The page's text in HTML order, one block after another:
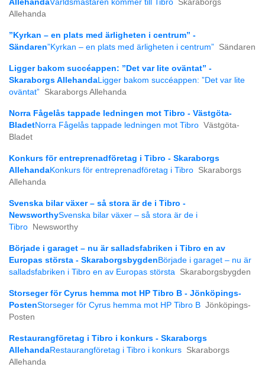
AllehandaVärldsmästaren kommer till Tibro Skaraborgs
Allehanda
”Kyrkan – en plats med ärligheten i centrum” -
Sändaren”Kyrkan – en plats med ärligheten i centrum” Sändaren
Ligger bakom succéappen: ”Det var lite oväntat” -
Skaraborgs AllehandaLigger bakom succéappen: ”Det var lite
oväntat” Skaraborgs Allehanda
Norra Fågelås tappade ledningen mot Tibro - Västgöta-
BladetNorra Fågelås tappade ledningen mot Tibro Västgöta-
Bladet
Konkurs för entreprenadföretag i Tibro - Skaraborgs
AllehandaKonkurs för entreprenadföretag i Tibro Skaraborgs
Allehanda
Svenska bilar växer – så stora är de i Tibro -
NewsworthySvenska bilar växer – så stora är de i
Tibro
Newsworthy
Började i garaget – nu är salladsfabriken i Tibro en av
Europas största - Skaraborgsbygden Började i garaget – nu är
salladsfabriken i Tibro en av Europas största Skaraborgsbygden
Storseger för Cyrus hemma mot HP Tibro B - Jönköpings-
PostenStorseger för Cyrus hemma mot HP Tibro B Jönköpings-
Posten
Restaurangföretag i Tibro i konkurs - Skaraborgs
AllehandaRestaurangföretag i Tibro i konkurs Skaraborgs
Allehanda